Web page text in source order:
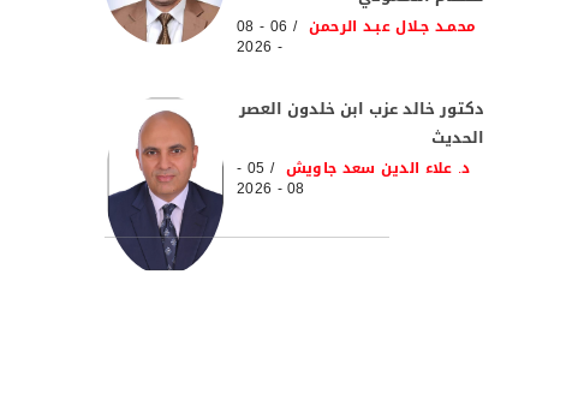
محمـد جـلال عبـد الرحمن 06 - 08
- 2026
دكتور خالد عزب ابن خلدون العصر
الحديث
د. علاء الدين سعد جاويش 05 -
08 - 2026